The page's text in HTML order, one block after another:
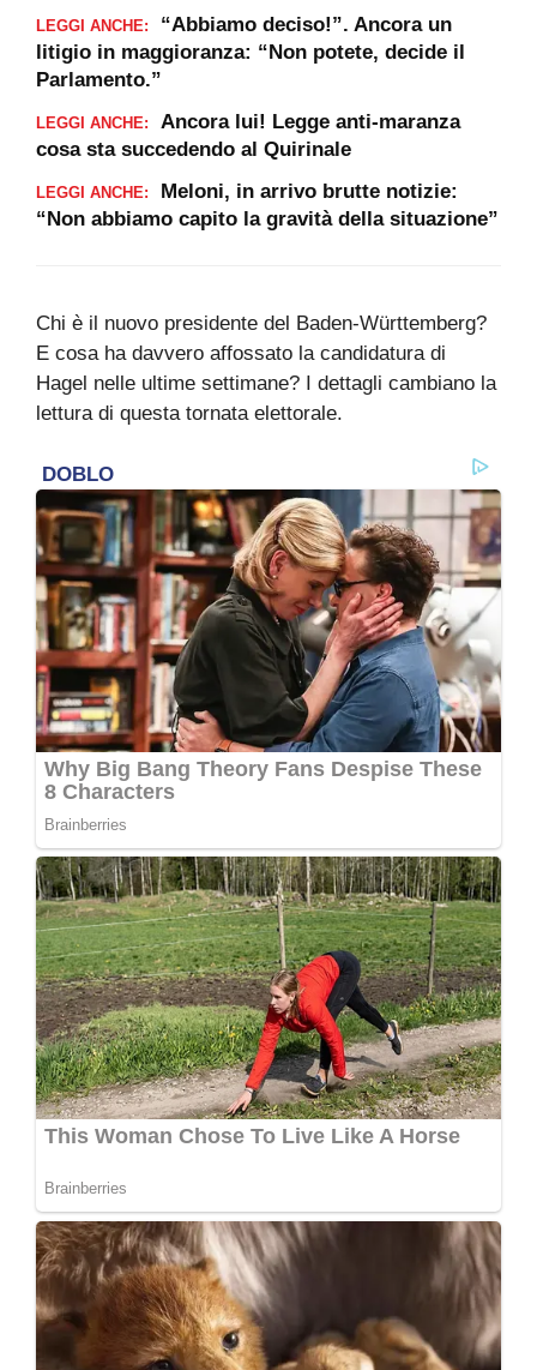
LEGGI ANCHE:
“Abbiamo deciso!”. Ancora un
litigio in maggioranza: “Non potete, decide il
Parlamento.”
LEGGI ANCHE:
Ancora lui! Legge anti-maranza
cosa sta succedendo al Quirinale
LEGGI ANCHE:
Meloni, in arrivo brutte notizie:
“Non abbiamo capito la gravità della situazione”
Chi è il nuovo presidente del Baden-Württemberg?
E cosa ha davvero affossato la candidatura di
Hagel nelle ultime settimane? I dettagli cambiano la
lettura di questa tornata elettorale.